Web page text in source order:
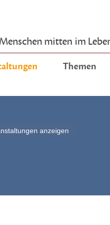
mitten im
Themen
anzeigen